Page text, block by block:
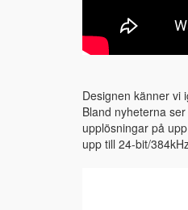
Designen känner vi
Bland nyheterna
upplösningar på
upp till 24-bit/